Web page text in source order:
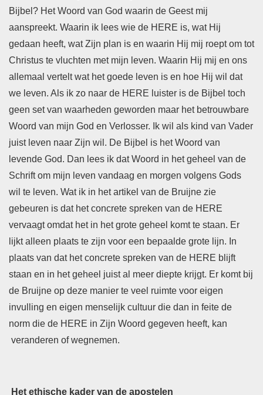
Bijbel? Het Woord van God waarin de Geest mij
aanspreekt. Waarin ik lees wie de HERE is, wat Hij
gedaan heeft, wat Zijn plan is en waarin Hij mij roept om tot
Christus te vluchten met mijn leven. Waarin Hij mij en ons
allemaal vertelt wat het goede leven is en hoe Hij wil dat
we leven. Als ik zo naar de HERE luister is de Bijbel toch
geen set van waarheden geworden maar het betrouwbare
Woord van mijn God en Verlosser. Ik wil als kind van Vader
juist leven naar Zijn wil. De Bijbel is het Woord van
levende God. Dan lees ik dat Woord in het geheel van de
Schrift om mijn leven vandaag en morgen volgens Gods
wil te leven. Wat ik in het artikel van de Bruijne zie
gebeuren is dat het concrete spreken van de HERE
vervaagt omdat het in het grote geheel komt te staan. Er
lijkt alleen plaats te zijn voor een bepaalde grote lijn. In
plaats van dat het concrete spreken van de HERE blijft
staan en in het geheel juist al meer diepte krijgt. Er komt bij
de Bruijne op deze manier te veel ruimte voor eigen
invulling en eigen menselijk cultuur die dan in feite de
norm die de HERE in Zijn Woord gegeven heeft, kan
veranderen of wegnemen.
Het ethische kader van de apostelen